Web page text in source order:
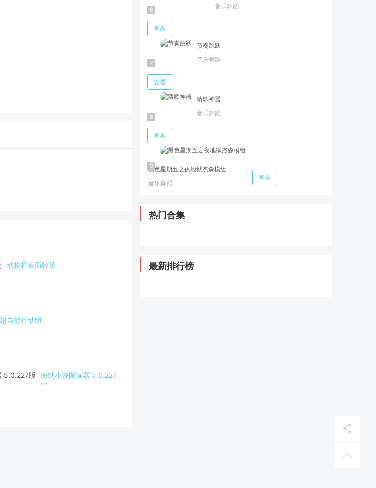
动物栏桌面牧场
超自然行动组
海纳小说阅读器 5.0.227
版
音乐舞蹈
查看
节奏跳跃
音乐舞蹈
查看
猜歌神器
音乐舞蹈
查看
黑色星期五之夜地狱杰森模组
音乐舞蹈
查看
热门合集
最新排行榜